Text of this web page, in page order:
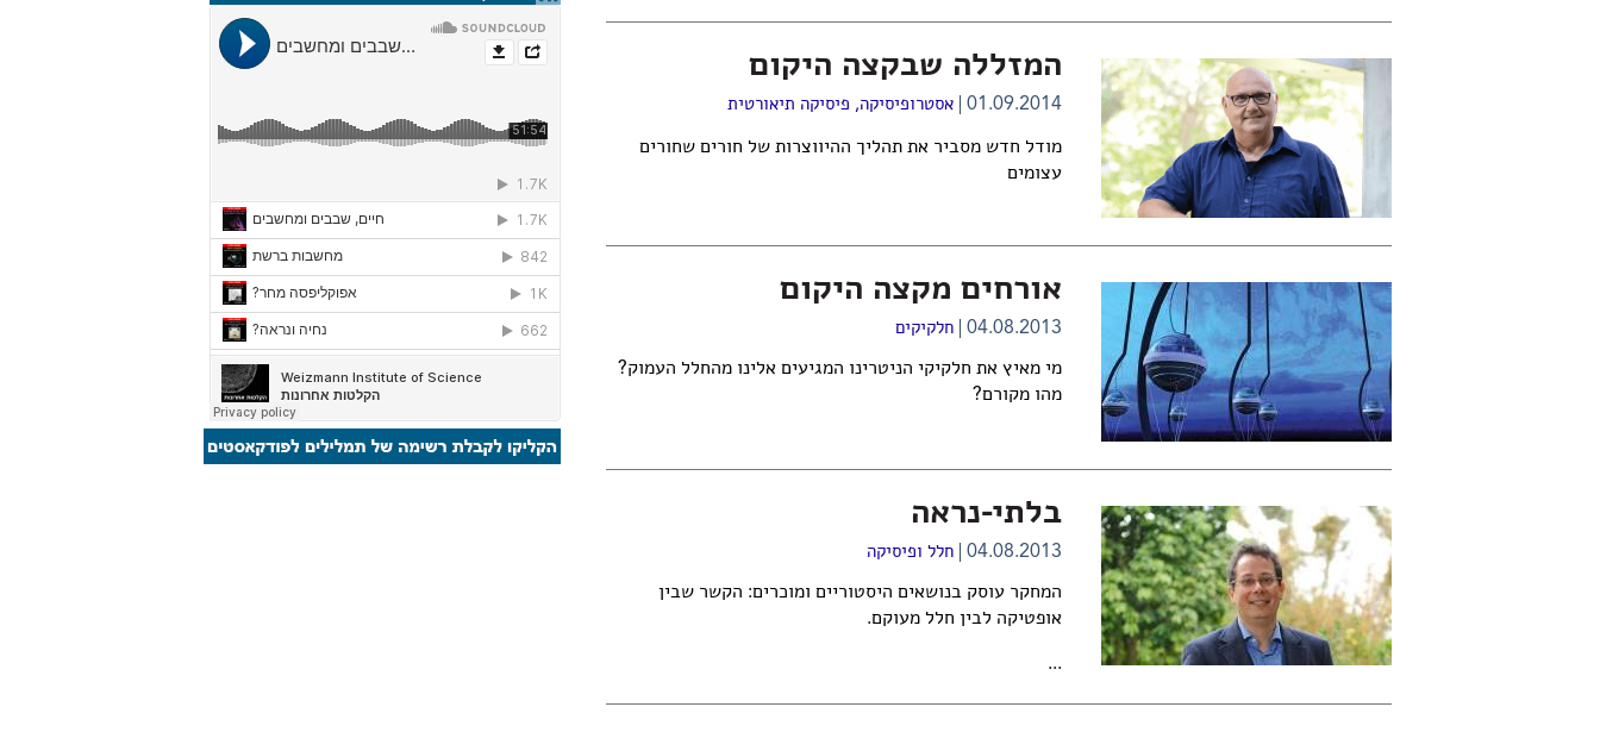
המזללה שבקצה היקום
01.09.2014 אסטרופיסיקה, פיסיקה תיאורטית
מודל חדש מסביר את תהליך ההיווצרות של חורים שחורים
עצומים
אורחים מקצה היקום
04.08.2013 חלקיקים
מי מאיץ את חלקיקי הניטרינו המגיעים אלינו מהחלל העמוק?
מהו מקורם?
בלתי-נראה
04.08.2013 חלל ופיסיקה
המחקר עוסק בנושאים היסטוריים ומוכרים: הקשר שבין
אופטיקה לבין חלל מעוקם.
...